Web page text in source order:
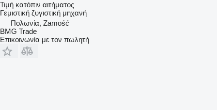
Τιμή κατόπιν αιτήματος
Γεμιστική ζυγιστική μηχανή
Πολωνία, Zamość
BMG Trade
Επικοινωνία με τον πωλητή